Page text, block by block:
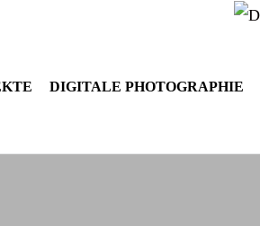
DIGITALE PHOTOGRAPHIE